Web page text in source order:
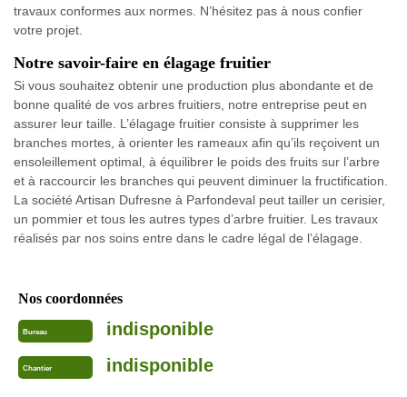
travaux conformes aux normes. N’hésitez pas à nous confier
votre projet.
Notre savoir-faire en élagage fruitier
Si vous souhaitez obtenir une production plus abondante et de
bonne qualité de vos arbres fruitiers, notre entreprise peut en
assurer leur taille. L’élagage fruitier consiste à supprimer les
branches mortes, à orienter les rameaux afin qu’ils reçoivent un
ensoleillement optimal, à équilibrer le poids des fruits sur l’arbre
et à raccourcir les branches qui peuvent diminuer la fructification.
La société Artisan Dufresne à Parfondeval peut tailler un cerisier,
un pommier et tous les autres types d’arbre fruitier. Les travaux
réalisés par nos soins entre dans le cadre légal de l’élagage.
Nos coordonnées
Bureau indisponible
Chantier indisponible